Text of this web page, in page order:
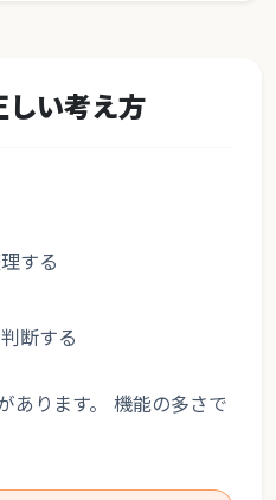
い考え方
する
断する
あります。 機能の多さで